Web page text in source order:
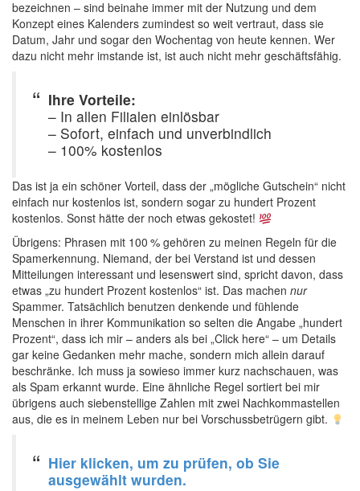
bezeichnen – sind beinahe immer mit der Nutzung und dem
Konzept eines Kalenders zumindest so weit vertraut, dass sie
Datum, Jahr und sogar den Wochentag von heute kennen. Wer
dazu nicht mehr imstande ist, ist auch nicht mehr geschäftsfähig.
Ihre Vorteile:
– In allen Filialen einlösbar
– Sofort, einfach und unverbindlich
– 100% kostenlos
Das ist ja ein schöner Vorteil, dass der „mögliche Gutschein“ nicht
einfach nur kostenlos ist, sondern sogar zu hundert Prozent
kostenlos. Sonst hätte der noch etwas gekostet!
Übrigens: Phrasen mit 100 % gehören zu meinen Regeln für die
Spamerkennung. Niemand, der bei Verstand ist und dessen
Mitteilungen interessant und lesenswert sind, spricht davon, dass
etwas „zu hundert Prozent kostenlos“ ist. Das machen nur
Spammer. Tatsächlich benutzen denkende und fühlende
Menschen in ihrer Kommunikation so selten die Angabe „hundert
Prozent“, dass ich mir – anders als bei „Click here“ – um Details
gar keine Gedanken mehr mache, sondern mich allein darauf
beschränke. Ich muss ja sowieso immer kurz nachschauen, was
als Spam erkannt wurde. Eine ähnliche Regel sortiert bei mir
übrigens auch siebenstellige Zahlen mit zwei Nachkommastellen
aus, die es in meinem Leben nur bei Vorschussbetrügern gibt.
Hier klicken, um zu prüfen, ob Sie
ausgewählt wurden.